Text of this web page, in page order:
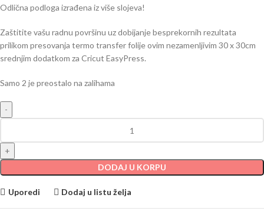
Odlična podloga izrađena iz više slojeva!
Zaštitite vašu radnu površinu uz dobijanje besprekornih rezultata
prilikom presovanja termo transfer folije ovim nezamenljivim 30 x 30cm
srednjim dodatkom za Cricut EasyPress.
Samo 2 je preostalo na zalihama
DODAJ U KORPU
Uporedi Dodaj u listu želja